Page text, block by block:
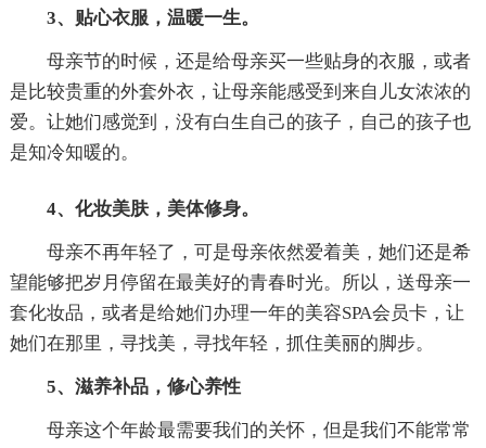
3、贴心衣服，温暖一生。
母亲节的时候，还是给母亲买一些贴身的衣服，或者
是比较贵重的外套外衣，让母亲能感受到来自儿女浓浓的
爱。让她们感觉到，没有白生自己的孩子，自己的孩子也
是知冷知暖的。
4、化妆美肤，美体修身。
母亲不再年轻了，可是母亲依然爱着美，她们还是希
望能够把岁月停留在最美好的青春时光。所以，送母亲一
套化妆品，或者是给她们办理一年的美容SPA会员卡，让
她们在那里，寻找美，寻找年轻，抓住美丽的脚步。
5、滋养补品，修心养性
母亲这个年龄最需要我们的关怀，但是我们不能常常